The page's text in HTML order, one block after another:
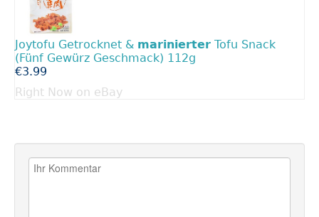
Joytofu Getrocknet & marinierter Tofu Snack
(Fünf Gewürz Geschmack) 112g
€3.99
Right Now on eBay